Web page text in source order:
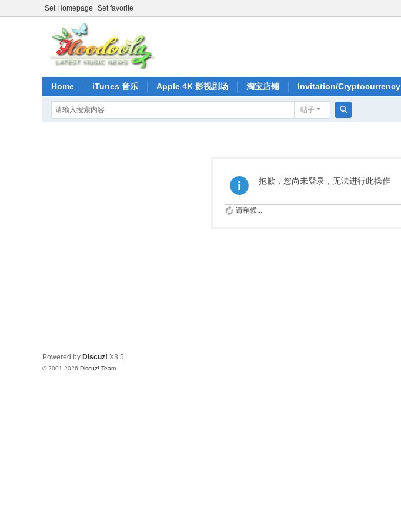
Set Homepage Set favorite
Home iTunes 音乐 Apple 4K 影视剧场 淘宝店铺 Invitation/Cryptocurrency
帖子
抱歉，您尚未登录，无法进行此操作
请稍候...
Powered by Discuz! X3.5
© 2001-2026 Discuz! Team